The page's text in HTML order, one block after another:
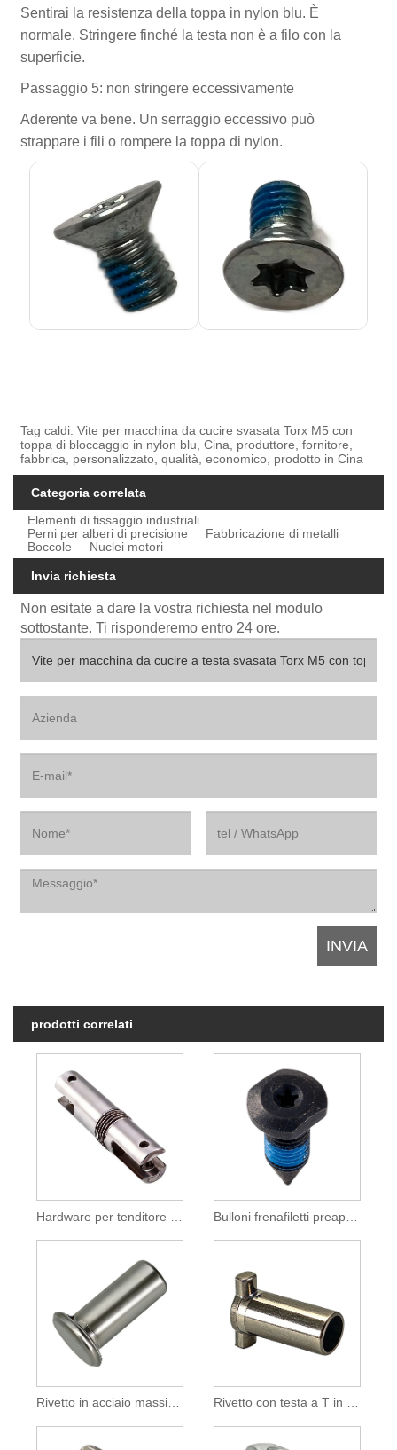
Sentirai la resistenza della toppa in nylon blu. È
normale. Stringere finché la testa non è a filo con la
superficie.
Passaggio 5: non stringere eccessivamente
Aderente va bene. Un serraggio eccessivo può
strappare i fili o rompere la toppa di nylon.
Tag caldi: Vite per macchina da cucire svasata Torx M5 con
toppa di bloccaggio in nylon blu, Cina, produttore, fornitore,
fabbrica, personalizzato, qualità, economico, prodotto in Cina
Categoria correlata
Elementi di fissaggio industriali
Perni per alberi di precisione
Fabbricazione di metalli
Boccole
Nuclei motori
Invia richiesta
Non esitate a dare la vostra richiesta nel modulo
sottostante. Ti risponderemo entro 24 ore.
prodotti correlati
Rivetto in acciaio massiccio a testa piatta per fissaggio industriale Rivetto con testa a T in acciaio inossidabile 304 per fissaggio industriale